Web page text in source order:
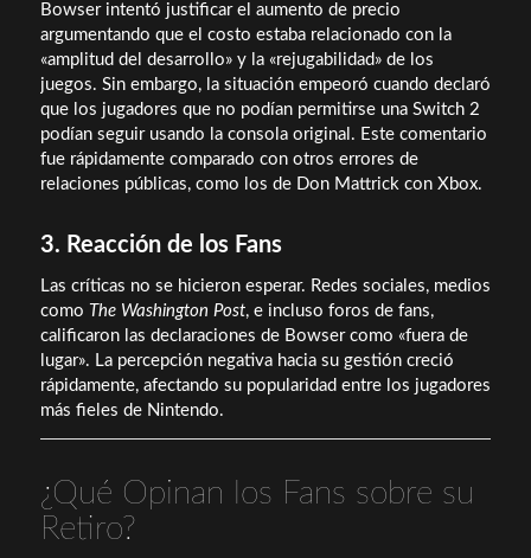
Bowser intentó justificar el aumento de precio
argumentando que el costo estaba relacionado con la
«amplitud del desarrollo» y la «rejugabilidad» de los
juegos. Sin embargo, la situación empeoró cuando declaró
que los jugadores que no podían permitirse una Switch 2
podían seguir usando la consola original. Este comentario
fue rápidamente comparado con otros errores de
relaciones públicas, como los de Don Mattrick con Xbox.
3. Reacción de los Fans
Las críticas no se hicieron esperar. Redes sociales, medios
como The Washington Post, e incluso foros de fans,
calificaron las declaraciones de Bowser como «fuera de
lugar». La percepción negativa hacia su gestión creció
rápidamente, afectando su popularidad entre los jugadores
más fieles de Nintendo.
¿Qué Opinan los Fans sobre su
Retiro?